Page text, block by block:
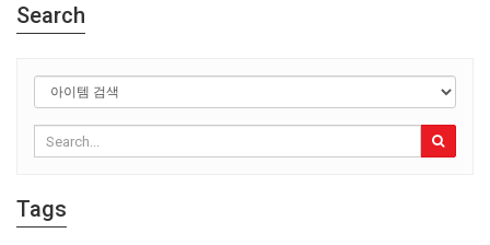
Search
Tags